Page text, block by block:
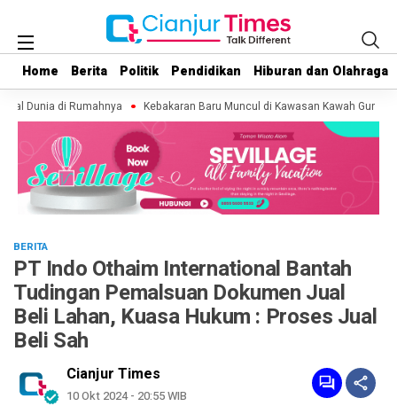
Home Berita Politik Pendidikan Hiburan dan Olahraga
Home Berita Politik Pendidikan Hiburan dan Olahraga
Dunia di Rumahnya Kebakaran Baru Muncul di Kawasan Kawah Gunung
BERITA
PT Indo Othaim International Bantah
Tudingan Pemalsuan Dokumen Jual
Beli Lahan, Kuasa Hukum : Proses Jual
Beli Sah
Cianjur Times
10 Okt 2024 - 20:55 WIB